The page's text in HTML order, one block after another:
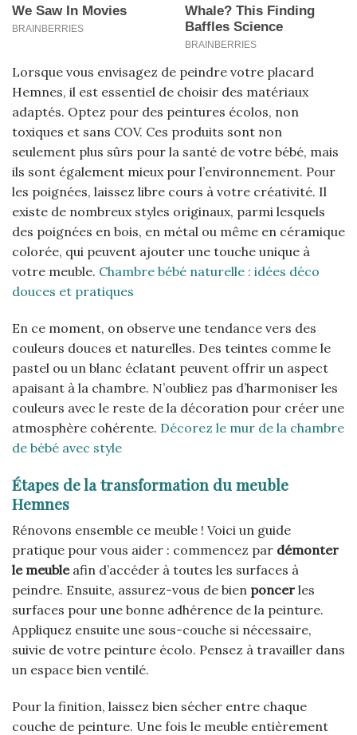
Lorsque vous envisagez de peindre votre placard
Hemnes, il est essentiel de choisir des matériaux
adaptés. Optez pour des peintures écolos, non
toxiques et sans COV. Ces produits sont non
seulement plus sûrs pour la santé de votre bébé, mais
ils sont également mieux pour l’environnement. Pour
les poignées, laissez libre cours à votre créativité. Il
existe de nombreux styles originaux, parmi lesquels
des poignées en bois, en métal ou même en céramique
colorée, qui peuvent ajouter une touche unique à
votre meuble. Chambre bébé naturelle : idées déco
douces et pratiques
En ce moment, on observe une tendance vers des
couleurs douces et naturelles. Des teintes comme le
pastel ou un blanc éclatant peuvent offrir un aspect
apaisant à la chambre. N’oubliez pas d’harmoniser les
couleurs avec le reste de la décoration pour créer une
atmosphère cohérente. Décorez le mur de la chambre
de bébé avec style
Étapes de la transformation du meuble
Hemnes
Rénovons ensemble ce meuble ! Voici un guide
pratique pour vous aider : commencez par démonter
le meubleafin d’accéder à toutes les surfaces à
peindre. Ensuite, assurez-vous de bien poncer les
surfaces pour une bonne adhérence de la peinture.
Appliquez ensuite une sous-couche si nécessaire,
suivie de votre peinture écolo. Pensez à travailler dans
un espace bien ventilé.
Pour la finition, laissez bien sécher entre chaque
couche de peinture. Une fois le meuble entièrement